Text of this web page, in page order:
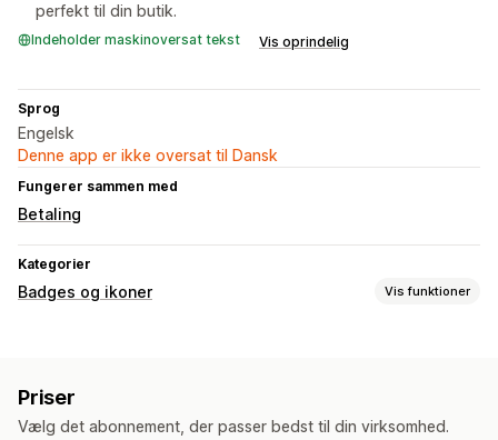
perfekt til din butik.
Indeholder maskinoversat tekst Vis oprindelig
Sprog
Engelsk
Denne app er ikke oversat til Dansk
Fungerer sammen med
Betaling
Kategorier
Badges og ikoner Vis funktioner
Udsalgsbannere
Tillid
Garanti
Priser
Vælg det abonnement, der passer bedst til din virksomhed.